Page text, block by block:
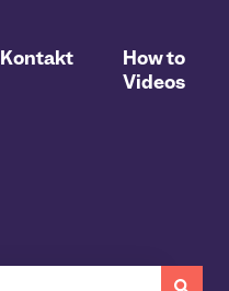
Kontakt
How to
Videos